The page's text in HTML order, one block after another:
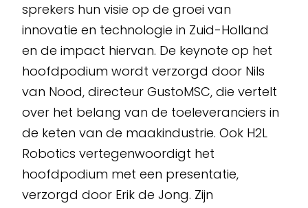
sprekers hun visie op de groei van
innovatie en technologie in Zuid-Holland
en de impact hiervan. De keynote op het
hoofdpodium wordt verzorgd door Nils
van Nood, directeur GustoMSC, die vertelt
over het belang van de toeleveranciers in
de keten van de maakindustrie. Ook H2L
Robotics vertegenwoordigt het
hoofdpodium met een presentatie,
verzorgd door Erik de Jong. Zijn